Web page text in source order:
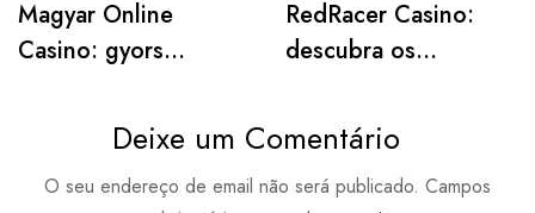
Magyar Online
Casino: gyors
megbízható
megoldások
RedRacer Casino:
descubra os
jogos ao vivo em
2026
Deixe um Comentário
O seu endereço de email não será publicado. Campos